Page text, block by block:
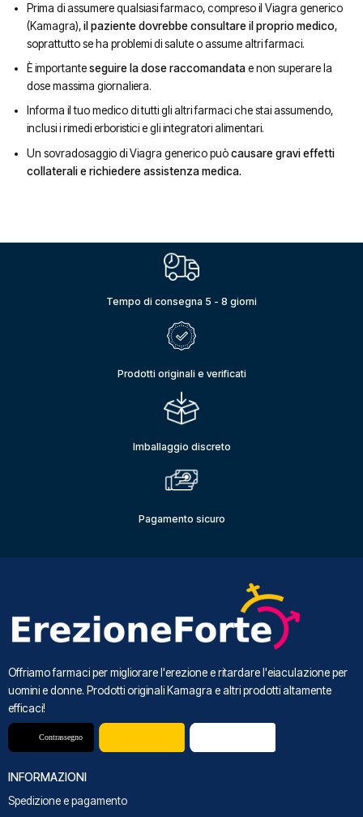
Prima di assumere qualsiasi farmaco, compreso il Viagra generico
(Kamagra),il paziente dovrebbe consultare il proprio medico,
soprattutto se ha problemi di salute o assume altri farmaci.
È importanteseguire la dose raccomandatae non superare la
dose massima giornaliera.
Informa il tuo medico di tutti gli altri farmaci che stai assumendo,
inclusi i rimedi erboristici e gli integratori alimentari.
Un sovradosaggio di Viagra generico puòcausare gravi effetti
collaterali e richiedere assistenza medica.
Tempo di consegna 5 - 8 giorni
Prodotti originali e verificati
Imballaggio discreto
Pagamento sicuro
Offriamo farmaci per migliorare l'erezione e ritardare l'eiaculazione per
uomini e donne. Prodotti originali Kamagra e altri prodotti altamente
efficaci!
INFORMAZIONI
Spedizione e pagamento